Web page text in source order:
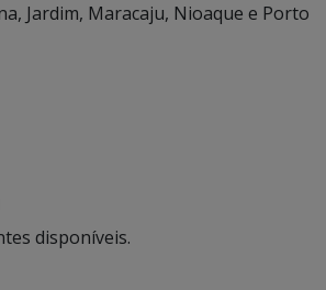
Jardim, Maracaju, Nioaque e Porto
disponíveis.